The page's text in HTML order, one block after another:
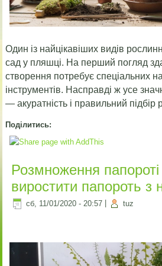
Один із найцікавіших видів
сад у пляшці. На перший погляд
створення потребує спеціальних
інструментів. Насправді ж усе
— акуратність і правильний підбір
Поділитись:
Розмноження
виростити папороть з
сб, 11/01/2020 - 20:57 tuz